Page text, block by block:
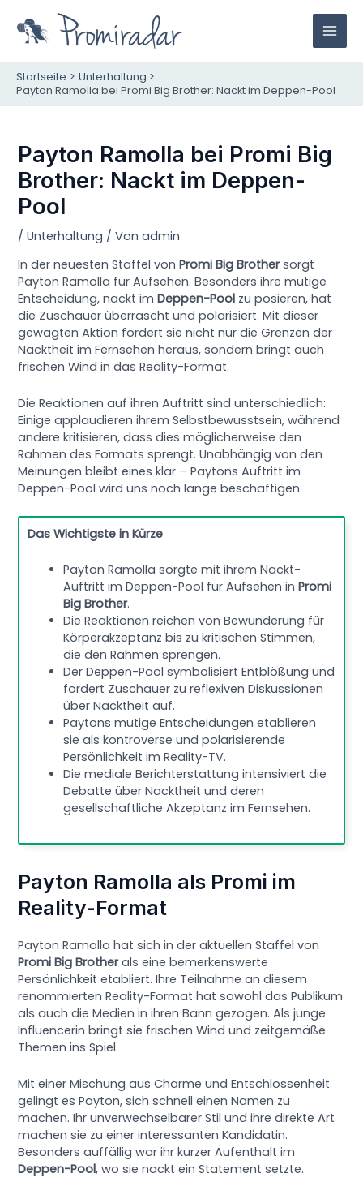
Inhalt
springen
M
M
U
Startseite
Unterhaltung
Payton Ramolla bei Promi Big Brother: Nackt im Deppen-Pool
Payton Ramolla bei Promi Big
Brother: Nackt im Deppen-
Pool
/Unterhaltung / Vonadmin
In der neuesten Staffel vonPromi Big Brothersorgt
Payton Ramolla für Aufsehen. Besonders ihre mutige
Entscheidung, nackt imDeppen-Pool zu posieren, hat
die Zuschauer überrascht und polarisiert. Mit dieser
gewagten Aktion fordert sie nicht nur die Grenzen der
Nacktheit im Fernsehen heraus, sondern bringt auch
frischen Wind in das Reality-Format.
Die Reaktionen auf ihren Auftritt sind unterschiedlich:
Einige applaudieren ihrem Selbstbewusstsein, während
andere kritisieren, dass dies möglicherweise den
Rahmen des Formats sprengt. Unabhängig von den
Meinungen bleibt eines klar – Paytons Auftritt im
Deppen-Pool wird uns noch lange beschäftigen.
Das Wichtigste in Kürze
Payton Ramolla sorgte mit ihrem Nackt-
Auftritt im Deppen-Pool für Aufsehen inPromi
Big Brother.
Die Reaktionen reichen von Bewunderung für
Körperakzeptanz bis zu kritischen Stimmen,
die den Rahmen sprengen.
Der Deppen-Pool symbolisiert Entblößung und
fordert Zuschauer zu reflexiven Diskussionen
über Nacktheit auf.
Paytons mutige Entscheidungen etablieren
sie als kontroverse und polarisierende
Persönlichkeit im Reality-TV.
Die mediale Berichterstattung intensiviert die
Debatte über Nacktheit und deren
gesellschaftliche Akzeptanz im Fernsehen.
Payton Ramolla als Promi im
Reality-Format
Payton Ramolla hat sich in der aktuellen Staffel von
Promi Big Brotherals eine bemerkenswerte
Persönlichkeit etabliert. Ihre Teilnahme an diesem
renommierten Reality-Format hat sowohl das Publikum
als auch die Medien in ihren Bann gezogen. Als junge
Influencerin bringt sie frischen Wind und zeitgemäße
Themen ins Spiel.
Mit einer Mischung aus Charme und Entschlossenheit
gelingt es Payton, sich schnell einen Namen zu
machen. Ihr unverwechselbarer Stil und ihre direkte Art
machen sie zu einer interessanten Kandidatin.
Besonders auffällig war ihr kurzer Aufenthalt im
Deppen-Pool, wo sie nackt ein Statement setzte.